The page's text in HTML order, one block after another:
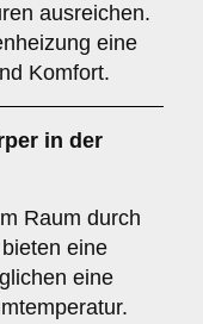
ausreichen.
eine
Komfort.
in der
Raum durch
eine
eine